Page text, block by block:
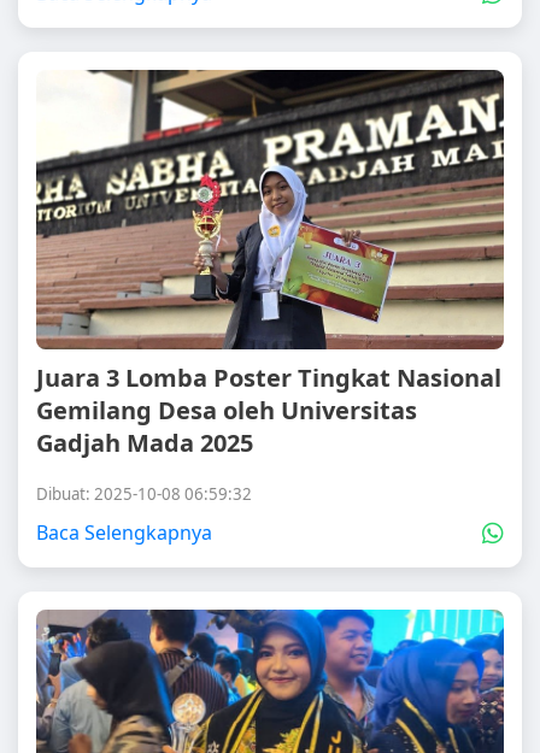
Juara 3 Lomba Poster Tingkat Nasional
Gemilang Desa oleh Universitas
Gadjah Mada 2025
Dibuat: 2025-10-08 06:59:32
Baca Selengkapnya